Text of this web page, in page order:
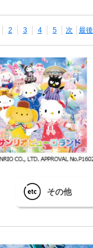
2 3 4 5 次 最後
その他